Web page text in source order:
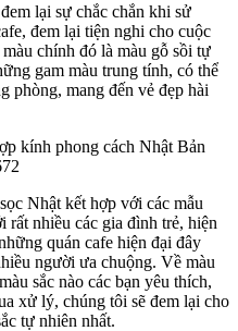
lại sự chắc chắn khi sử
đem lại tiện nghi cho cuộc
chính đó là màu gỗ sồi tự
gam màu trung tính, có thể
phòng, mang đến vẻ đẹp hài
Nhật kết hợp với các mẫu
rất nhiều các gia đình trẻ, hiện
quán cafe hiện đại đây
người ưa chuộng. Về màu
sắc nào các bạn yêu thích,
xử lý, chúng tôi sẽ đem lại cho
tự nhiên nhất.